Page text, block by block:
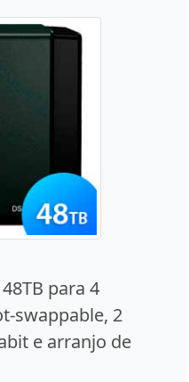
para 4
swappable, 2
e arranjo de